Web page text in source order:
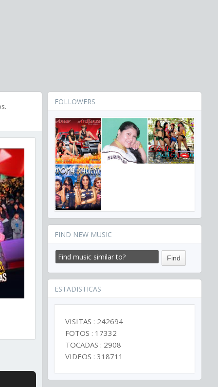
FOLLOWERS
FIND NEW MUSIC
ESTADISTICAS
VISITAS : 242694
FOTOS : 17332
TOCADAS : 2908
VIDEOS : 318711